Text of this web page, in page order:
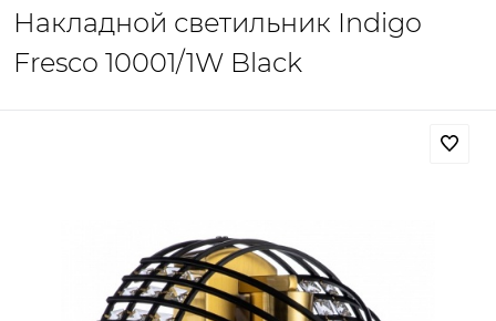
Накладной светильник Indigo
Fresco 10001/1W Black